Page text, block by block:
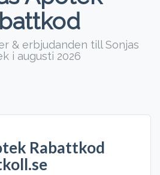
& erbjudanden till Sonjas
i augusti 2026
Rabattkod